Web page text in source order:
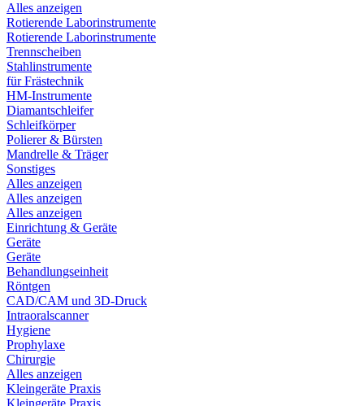
Alles anzeigen
Rotierende Laborinstrumente
Rotierende Laborinstrumente
Trennscheiben
Stahlinstrumente
für Frästechnik
HM-Instrumente
Diamantschleifer
Schleifkörper
Polierer & Bürsten
Mandrelle & Träger
Sonstiges
Alles anzeigen
Alles anzeigen
Alles anzeigen
Einrichtung & Geräte
Geräte
Geräte
Behandlungseinheit
Röntgen
CAD/CAM und 3D-Druck
Intraoralscanner
Hygiene
Prophylaxe
Chirurgie
Alles anzeigen
Kleingeräte Praxis
Kleingeräte Praxis